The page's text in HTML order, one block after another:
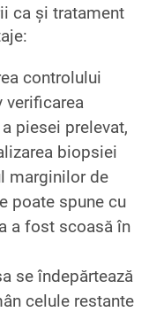
ca și tratament
controlului
verificarea
piesei prelevat,
biopsiei
marginilor de
poate spune cu
a fost scoasă în
se îndepărtează
celule restante